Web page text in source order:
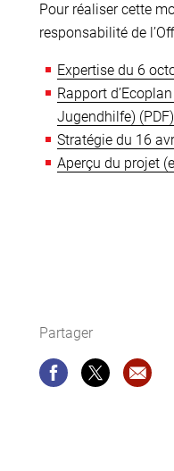
Pour réaliser cette
responsabilité de
Expertise du 6
Rapport
Jugendhilfe)
Stratégie du 16
Aperçu du projet
Partager
PartagerPartager